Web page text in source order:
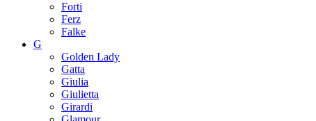
Forti
Ferz
Falke
G
Golden Lady
Gatta
Giulia
Giulietta
Girardi